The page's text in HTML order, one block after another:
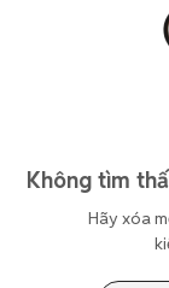
Không tìm
Hãy xóa